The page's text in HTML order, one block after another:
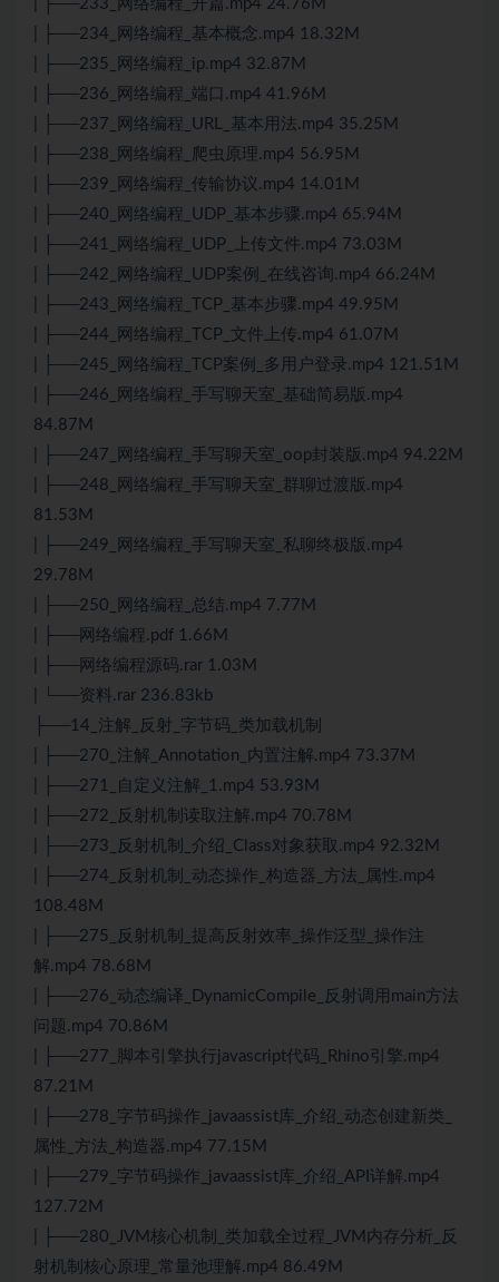
| ├──233_网络编程_开篇.mp4 24.76M
| ├──234_网络编程_基本概念.mp4 18.32M
| ├──235_网络编程_ip.mp4 32.87M
| ├──236_网络编程_端口.mp4 41.96M
| ├──237_网络编程_URL_基本用法.mp4 35.25M
| ├──238_网络编程_爬虫原理.mp4 56.95M
| ├──239_网络编程_传输协议.mp4 14.01M
| ├──240_网络编程_UDP_基本步骤.mp4 65.94M
| ├──241_网络编程_UDP_上传文件.mp4 73.03M
| ├──242_网络编程_UDP案例_在线咨询.mp4 66.24M
| ├──243_网络编程_TCP_基本步骤.mp4 49.95M
| ├──244_网络编程_TCP_文件上传.mp4 61.07M
| ├──245_网络编程_TCP案例_多用户登录.mp4 121.51M
| ├──246_网络编程_手写聊天室_基础简易版.mp4
84.87M
| ├──247_网络编程_手写聊天室_oop封装版.mp4 94.22M
| ├──248_网络编程_手写聊天室_群聊过渡版.mp4
81.53M
| ├──249_网络编程_手写聊天室_私聊终极版.mp4
29.78M
| ├──250_网络编程_总结.mp4 7.77M
| ├──网络编程.pdf 1.66M
| ├──网络编程源码.rar 1.03M
| └──资料.rar 236.83kb
├──14_注解_反射_字节码_类加载机制
| ├──270_注解_Annotation_内置注解.mp4 73.37M
| ├──271_自定义注解_1.mp4 53.93M
| ├──272_反射机制读取注解.mp4 70.78M
| ├──273_反射机制_介绍_Class对象获取.mp4 92.32M
| ├──274_反射机制_动态操作_构造器_方法_属性.mp4
108.48M
| ├──275_反射机制_提高反射效率_操作泛型_操作注
解.mp4 78.68M
| ├──276_动态编译_DynamicCompile_反射调用main方法
问题.mp4 70.86M
| ├──277_脚本引擎执行javascript代码_Rhino引擎.mp4
87.21M
| ├──278_字节码操作_javaassist库_介绍_动态创建新类_
属性_方法_构造器.mp4 77.15M
| ├──279_字节码操作_javaassist库_介绍_API详解.mp4
127.72M
| ├──280_JVM核心机制_类加载全过程_JVM内存分析_反
射机制核心原理_常量池理解.mp4 86.49M